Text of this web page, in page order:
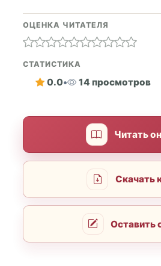
ОЦЕНКА ЧИТАТЕЛЯ
СТАТИСТИКА
0.0• 14 просмотров
Читать
Скачать
Оставить